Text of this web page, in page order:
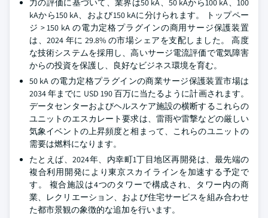
力の評価に基づいて、業界は50 kA、50 kAから100 kA、100
kAから150 kA、および150 kAに分けられます。 トップペー
ジ > 150 kA の電力定格プラグインの商用サージ保護装置
は、2024 年に 29.8% の市場シェアを支配しました。 高度
な技術システムを採用し、高いサージ電流評価で電気障害
からの投資を保護し、良好なビジネス環境を育む。
50 kA の電力定格プラグインの商業サージ保護装置市場は
2034 年までに USD 190 百万に当たるように計画されます。
データセンターおよびヘルスケア施設の横断するこれらの
ユニットのエスカレート要求は、雷雨や雷撃などの厳しい
気象イベントの上昇頻度と相まって、これらのユニットの
需要は燃料になります。
たとえば、2024年、内幸町1丁目地区再開発は、最先端の
複合利用開発により東京スカイラインを加速する予定で
す。 複合施設は4つのタワーで構成され、タワー内の商
業、レクリエーション、および住宅サービスを組み合わせ
た都市景観の象徴的な追加を行います。